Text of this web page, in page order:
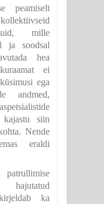
peamiselt
mille
ja soodsal
hea
ei
ega
andmed,
siin
Nende
eraldi
hajutatud
ka